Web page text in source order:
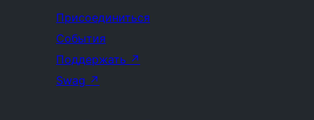
Присоединиться
События
Поддержать ↗
Swag ↗